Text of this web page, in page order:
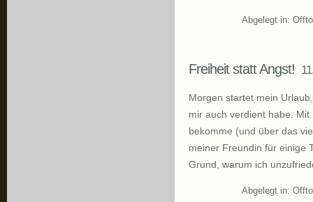
Abgelegt in:
Freiheit statt Angst!
Morgen startet mein
mir auch verdient habe.
bekomme (und über das
meiner Freundin für einige
Grund, warum ich
Abgelegt in: